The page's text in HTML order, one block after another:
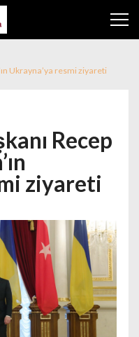
Ukrayna’ya resmi ziyareti
Recep
ziyareti